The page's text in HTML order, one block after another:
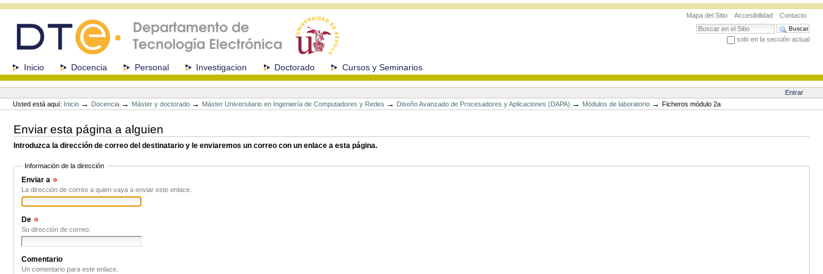
navegación
Mapa del Sitio Accesibilidad
Contacto
Buscar
solo en la sección actual
SeccionesInicio Docencia Personal Investigacion Doctorado Cursos y Seminarios
Herramientas
Personales
Entrar
Usted está aquí: Inicio → Docencia → Máster y doctorado → Máster Universitario en Ingeniería de Computadores y Redes → Diseño Avanzado de Procesadores y Aplicaciones (DAPA) → Módulos de laboratorio →Ficheros módulo 2a
Enviar esta página a alguien
Introduzca la dirección de correo del destinatario y le enviaremos un correo con un enlace a esta página.
Información de la dirección
Enviar a
La dirección de correo a quien vaya a enviar este enlace.
De
Su dirección de correo.
Comentario
Un comentario para este enlace.